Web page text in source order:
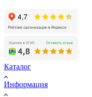
Каталог
Информация